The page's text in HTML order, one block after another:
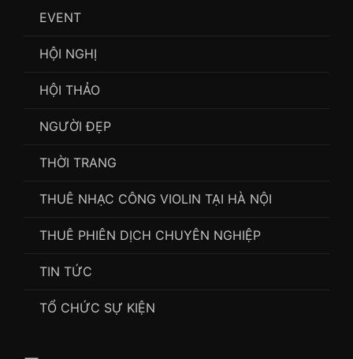
EVENT
HỘI NGHỊ
HỘI THẢO
NGƯỜI ĐẸP
THỜI TRANG
THUÊ NHẠC CÔNG VIOLIN TẠI HÀ NỘI
THUÊ PHIÊN DỊCH CHUYÊN NGHIỆP
TIN TỨC
TỔ CHỨC SỰ KIỆN